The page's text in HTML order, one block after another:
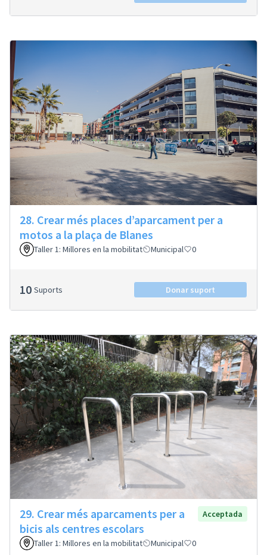
28. Crear més places d’aparcament per a
motos a la plaça de Blanes
Taller 1: Millores en la mobilitat Municipal 0
10 Suports Donar suport
29. Crear més aparcaments per a
bicis als centres escolars
Acceptada
Taller 1: Millores en la mobilitat Municipal 0